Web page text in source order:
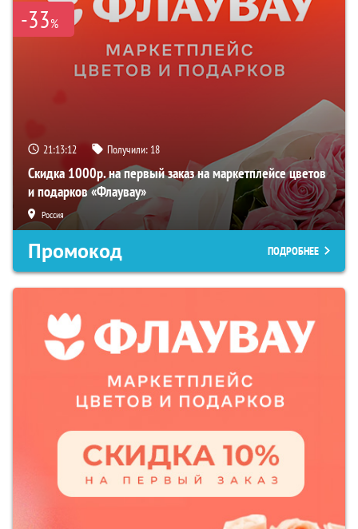
-33%
21:13:10 Получили: 18
Скидка 1000р. на первый заказ на маркетплейсе цветов
и подарков «Флаувау»
Россия
Промокод ПОДРОБНЕЕ